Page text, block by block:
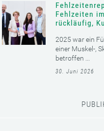
Fehlzeiten
rückläufig,
2025 war ein
einer Muskel-,
betroffen ...
30. Juni 2026